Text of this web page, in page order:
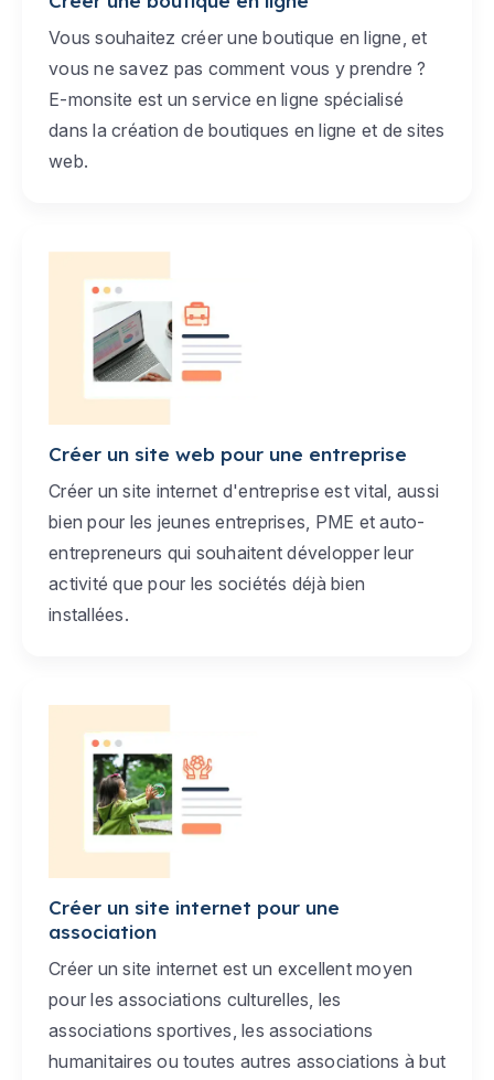
Vous souhaitez créer une boutique en ligne, et
vous ne savez pas comment vous y prendre ?
E-monsite est un service en ligne spécialisé
dans la création de boutiques en ligne et de sites
web.
Créer un site web pour une entreprise
Créer un site internet d'entreprise est vital, aussi
bien pour les jeunes entreprises, PME et auto-
entrepreneurs qui souhaitent développer leur
activité que pour les sociétés déjà bien
installées.
Créer un site internet pour une
association
Créer un site internet est un excellent moyen
pour les associations culturelles, les
associations sportives, les associations
humanitaires ou toutes autres associations à but